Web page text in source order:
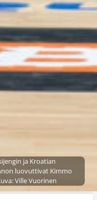
ja Kroatian
luovuttivat Kimmo
Ville Vuorinen